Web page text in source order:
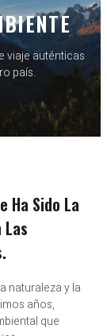
viaje auténticas
país.
Ha Sido La
naturaleza y la
años,
que